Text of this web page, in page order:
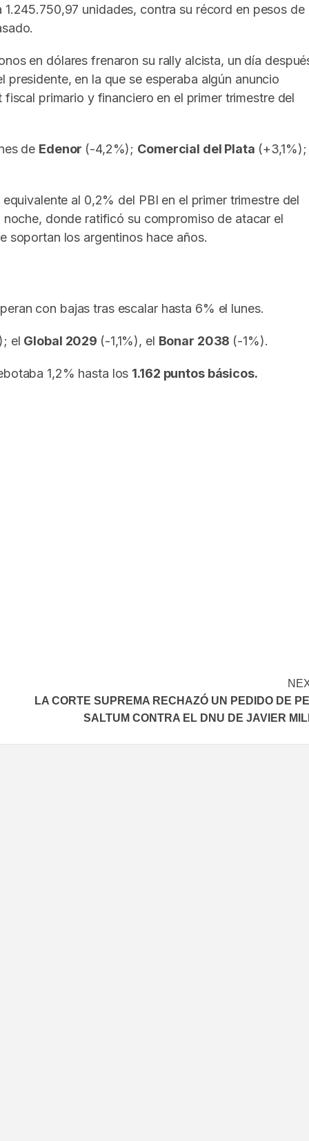
unidades, contra su récord en pesos de
en dólares frenaron su rally alcista, un día
en la que se esperaba algún anuncio
primario y financiero en el primer trimestre del
de Edenor (-4,2%); Comercial del Plata (+3,1%);
al 0,2% del PBI en el primer trimestre del
donde ratificó su compromiso de atacar el
soportan los argentinos hace años.
con bajas tras escalar hasta 6% el lunes.
el Global 2029 (-1,1%), el Bonar 2038 (-1%).
1,2% hasta los 1.162 puntos básicos.
LA CORTE SUPREMA RECHAZÓ UN PEDIDO DE
SALTUM CONTRA EL DNU DE JAVIER